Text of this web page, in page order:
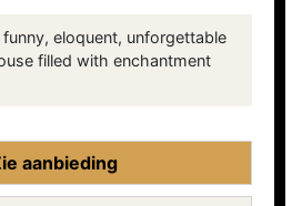
eloquent, unforgettable
filled with enchantment
aanbieding